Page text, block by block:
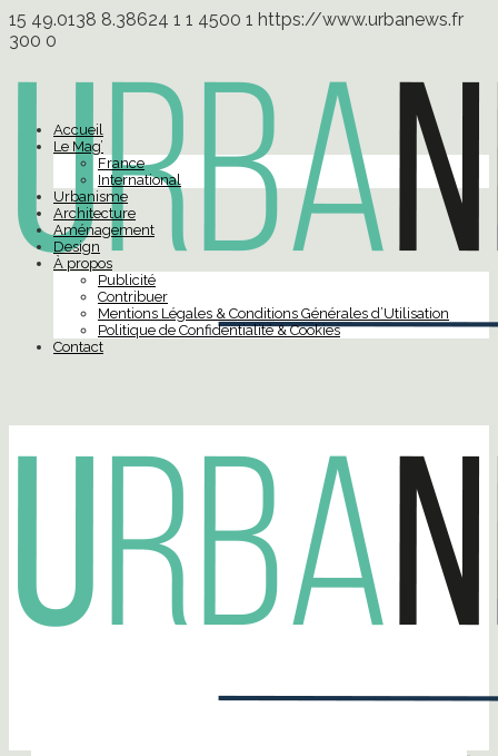
15 49.0138 8.38624 1 1 4500 1 https://www.urbanews.fr
300 0
Accueil
Le Mag’
France
International
Urbanisme
Architecture
Aménagement
Design
À propos
Publicité
Contribuer
Mentions Légales & Conditions Générales d’Utilisation
Politique de Confidentialité & Cookies
Contact